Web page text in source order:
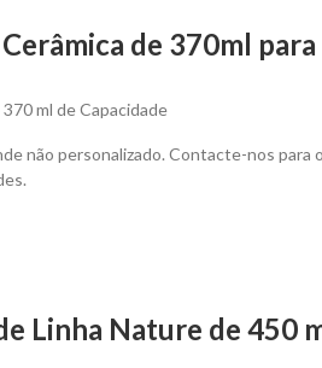
de 370ml
ml de Capacidade
não personalizado. Contacte-nos para
Linha Nature de 450